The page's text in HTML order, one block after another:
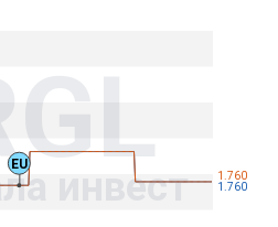
инвест 1.760
1.760
EU